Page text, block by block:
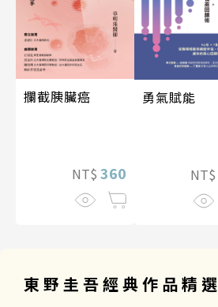
攔截胰臟癌
NT$ 360
勇氣賦能
NT$
東野圭吾經典作品精選